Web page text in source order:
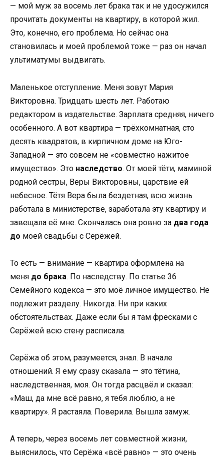
— мой муж за восемь лет брака так и не удосужился
прочитать документы на квартиру, в которой жил.
Это, конечно, его проблема. Но сейчас она
становилась и моей проблемой тоже — раз он начал
ультиматумы выдвигать.
Маленькое отступление. Меня зовут Мария
Викторовна. Тридцать шесть лет. Работаю
редактором в издательстве. Зарплата средняя, ничего
особенного. А вот квартира — трёхкомнатная, сто
десять квадратов, в кирпичном доме на Юго-
Западной — это совсем не «совместно нажитое
имущество». Это наследство. От моей тёти, маминой
родной сестры, Веры Викторовны, царствие ей
небесное. Тётя Вера была бездетная, всю жизнь
работала в министерстве, заработала эту квартиру и
завещала её мне. Скончалась она ровно за два года
до моей свадьбы с Серёжей.
То есть — внимание — квартира оформлена на
меня до брака. По наследству. По статье 36
Семейного кодекса — это моё личное имущество. Не
подлежит разделу. Никогда. Ни при каких
обстоятельствах. Даже если бы я там фресками с
Серёжей всю стену расписала.
Серёжа об этом, разумеется, знал. В начале
отношений. Я ему сразу сказала — это тётина,
наследственная, моя. Он тогда расцвёл и сказал:
«Маш, да мне всё равно, я тебя люблю, а не
квартиру». Я растаяла. Поверила. Вышла замуж.
А теперь, через восемь лет совместной жизни,
выяснилось, что Серёжа «всё равно» — это очень